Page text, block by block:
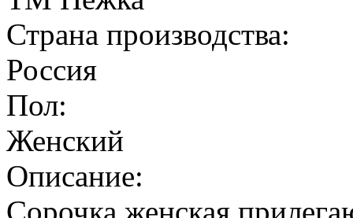
Страна производства:
Россия
Пол:
Женский
Описание: